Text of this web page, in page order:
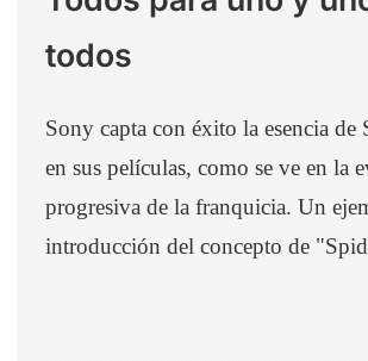
todos
Sony capta con éxito la esencia de
en sus películas, como se ve en la
progresiva de la franquicia. Un
introducción del concepto de